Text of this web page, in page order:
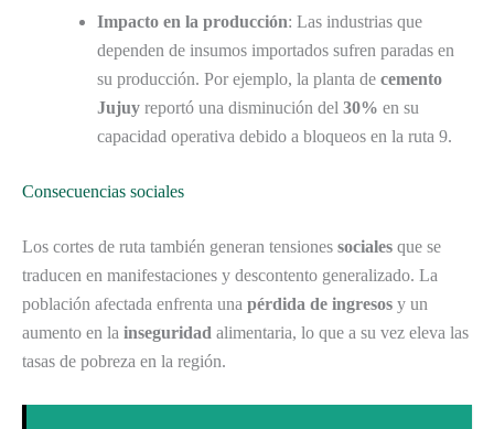
Impacto en la producción: Las industrias que
dependen de insumos importados sufren paradas en
su producción. Por ejemplo, la planta de cemento
Jujuy reportó una disminución del 30% en su
capacidad operativa debido a bloqueos en la ruta 9.
Consecuencias sociales
Los cortes de ruta también generan tensiones sociales que se
traducen en manifestaciones y descontento generalizado. La
población afectada enfrenta una pérdida de ingresos y un
aumento en la inseguridad alimentaria, lo que a su vez eleva las
tasas de pobreza en la región.